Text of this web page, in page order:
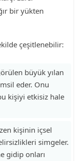
bir yükten
çeşitlenebilir:
büyük yılan
eder. Onu
kişiyi etkisiz hale
kişinin içsel
simgeler.
gidip onları